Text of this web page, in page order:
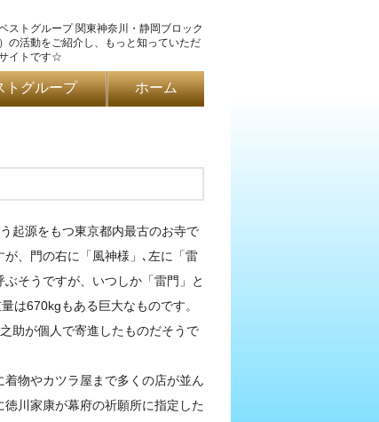
ストグループ 関東神奈川・静岡ブロック
の活動をご紹介し、もっと知っていただ
イトです☆
トグループ ホーム
起源をもつ東京都内最古のお寺で
、門の右に「風神様」､左に「雷
そうですが、いつしか「雷門」と
は670kgもある巨大なものです。
助が個人で寄進したものだそうで
物やカツラ屋まで多くの店が並ん
川家康が幕府の祈願所に指定した